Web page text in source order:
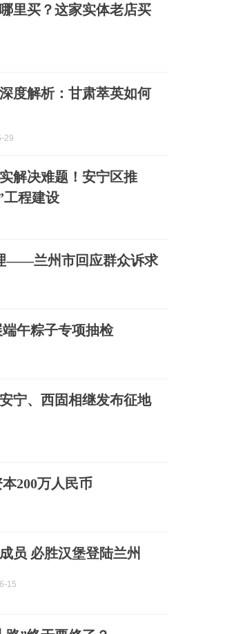
里买？这家实体老店买
度解析：甘肃萃英如何
29
解决难题！安宁区推
工程建设
——兰州市回应群众诉求
午粽子专项抽检
宁、西固相继发布征地
200万人民币
员 必胜汉堡登陆兰州
15